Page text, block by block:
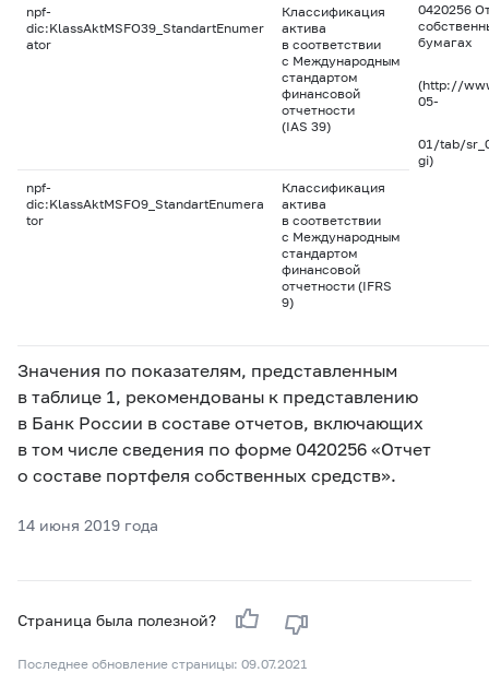
0420256
бумагах
(http://
05-
01/tab/
gi)
npf-
dic:KlassAktMSFO39_StandartEnumer
ator
Классификация
актива
в соответствии
с Международным
стандартом
финансовой
отчетности
(IAS 39)
npf-
dic:KlassAktMSFO9_StandartEnumera
tor
Классификация
актива
в соответствии
с Международным
стандартом
финансовой
отчетности (IFRS
9)
Значения по показателям, представленным
в таблице 1, рекомендованы к представлению
в Банк России в составе отчетов, включающих
в том числе сведения по форме 0420256 «Отчет
о составе портфеля собственных средств».
14 июня 2019 года
Страница была полезной?
Последнее обновление страницы: 09.07.2021